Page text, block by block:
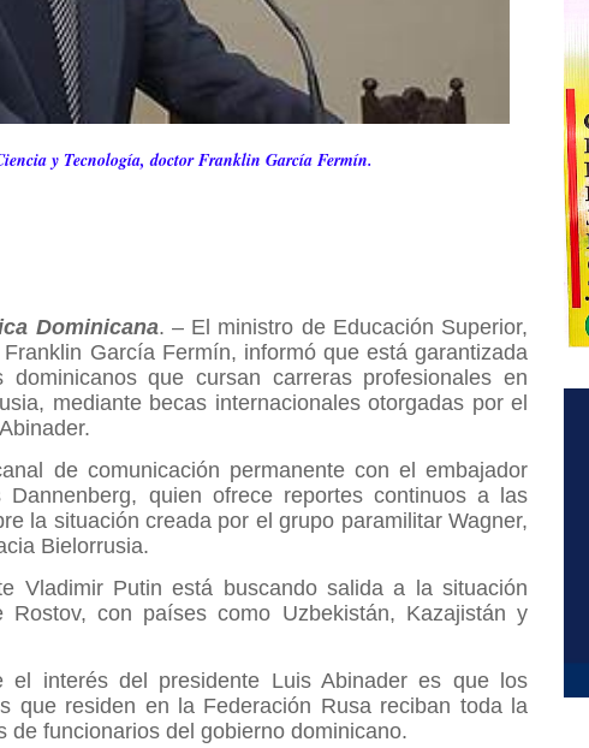
y Tecnología, doctor Franklin García Fermín.
Dominicana. – El ministro de Educación Superior,
García Fermín, informó que está garantizada
dominicanos que cursan carreras profesionales en
mediante becas internacionales otorgadas por el
de comunicación permanente con el embajador
quien ofrece reportes continuos a las
la situación creada por el grupo paramilitar Wagner,
Bielorrusia.
Vladimir Putin está buscando salida a la situación
con países como Uzbekistán, Kazajistán y
el interés del presidente Luis Abinader es que los
que residen en la Federación Rusa reciban toda la
de funcionarios del gobierno dominicano.